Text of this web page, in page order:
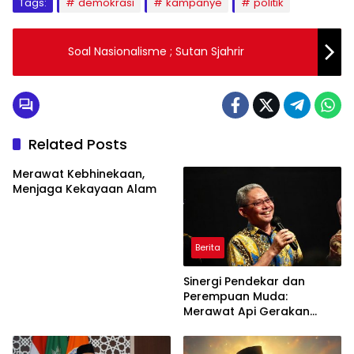
Soal Nasionalisme ; Sutan Sjahrir
Related Posts
Merawat Kebhinekaan,
Menjaga Kekayaan Alam
Berita
Sinergi Pendekar dan
Perempuan Muda:
Merawat Api Gerakan